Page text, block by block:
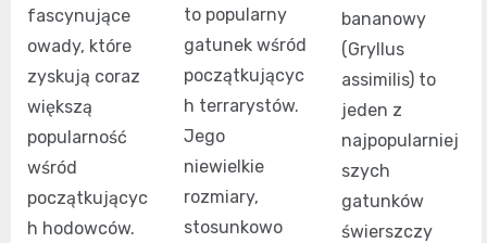
fascynujące
owady, które
zyskują coraz
większą
popularność
wśród
początkującyc
h hodowców.
to popularny
gatunek wśród
początkującyc
h terrarystów.
Jego
niewielkie
rozmiary,
stosunkowo
bananowy
(Gryllus
assimilis) to
jeden z
najpopularniej
szych
gatunków
świerszczy